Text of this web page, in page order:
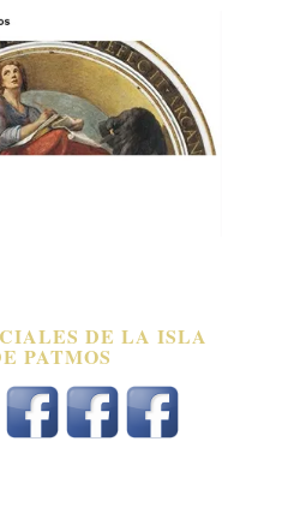
DE LA ISLA
PATMOS